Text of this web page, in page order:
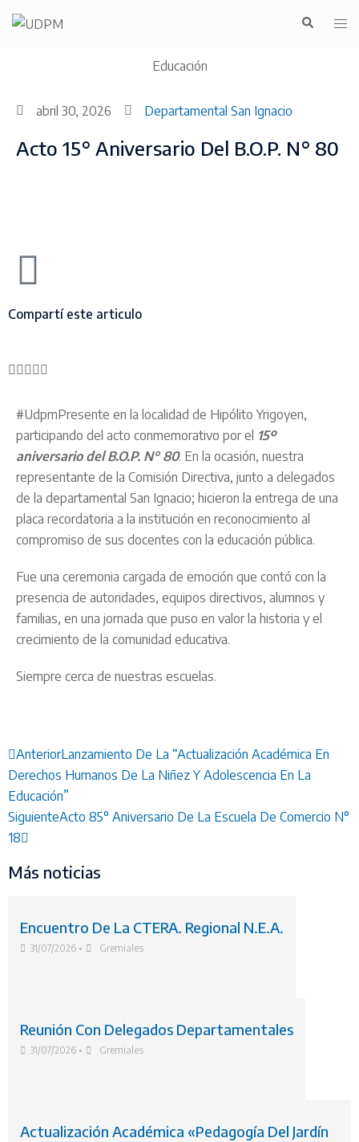
Educación
abril 30, 2026 Departamental San Ignacio
Acto 15° Aniversario Del B.O.P. N° 80
Compartí este articulo
#UdpmPresente en la localidad de Hipólito Yrigoyen,
participando del acto conmemorativo por el 15º
aniversario del B.O.P. N° 80. En la ocasión, nuestra
representante de la Comisión Directiva, junto a delegados
de la departamental San Ignacio; hicieron la entrega de una
placa recordatoria a la institución en reconocimiento al
compromiso de sus docentes con la educación pública.
Fue una ceremonia cargada de emoción que contó con la
presencia de autoridades, equipos directivos, alumnos y
familias, en una jornada que puso en valor la historia y el
crecimiento de la comunidad educativa.
Siempre cerca de nuestras escuelas.
AnteriorLanzamiento De La “Actualización Académica En
Derechos Humanos De La Niñez Y Adolescencia En La
Educación”
SiguienteActo 85° Aniversario De La Escuela De Comercio N°
18
Más noticias
Encuentro De La CTERA. Regional N.E.A.
31/07/2026 • Gremiales
Reunión Con Delegados Departamentales
31/07/2026 • Gremiales
Actualización Académica «Pedagogía Del Jardín